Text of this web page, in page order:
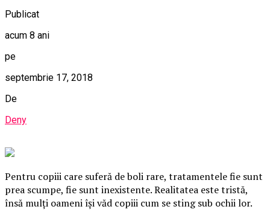
Publicat
acum 8 ani
pe
septembrie 17, 2018
De
Deny
Pentru copiii care suferă de boli rare, tratamentele fie sunt
prea scumpe, fie sunt inexistente. Realitatea este tristă,
însă mulţi oameni îşi văd copiii cum se sting sub ochii lor.